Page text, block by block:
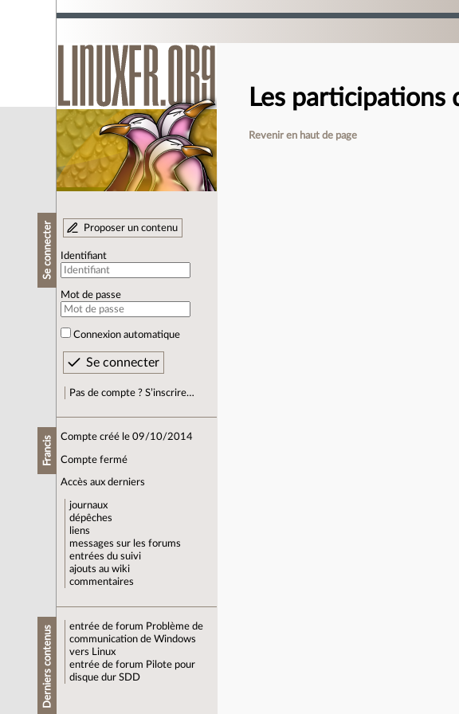
Se connecter Proposer un contenu
Identifiant
Mot de passe
Connexion automatique
Pas de compte ? S’inscrire…
Francis Compte créé le 09/10/2014
Compte fermé
Accès aux derniers
journaux
dépêches
liens
messages sur les forums
entrées du suivi
ajouts au wiki
commentaires
Derniers contenus entrée de forum Problème de
communication de Windows
vers Linux
entrée de forum Pilote pour
disque dur SDD
Les participations
Revenir en haut de page